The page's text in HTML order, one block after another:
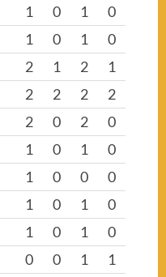
1 0 1
0
1 0 1
0
2 1 2
1
2 2 2
2
2 0 2
0
1 0 1
0
1 0 0
0
1 0 1
0
1 0 1
0
0 0 1
1